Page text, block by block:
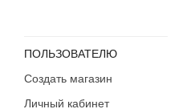
ПОЛЬЗОВАТЕЛЮ
Создать магазин
Личный кабинет